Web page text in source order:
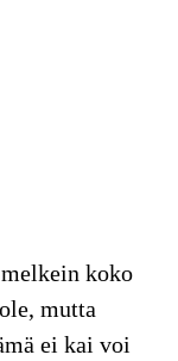
koko
mutta
ei kai voi